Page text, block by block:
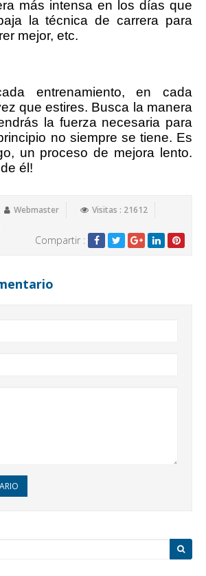
más intensa en los días que
la técnica de carrera para
mejor, etc.
entrenamiento, en cada
que estires. Busca la manera
la fuerza necesaria para
no siempre se tiene. Es
un proceso de mejora lento.
él!
Webmaster
Visitas : 21612
Compartir :